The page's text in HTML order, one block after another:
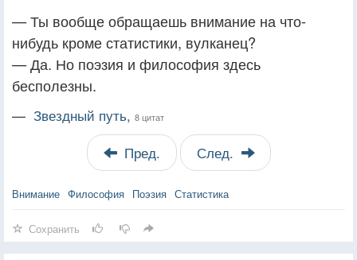
— Ты вообще обращаешь внимание на что-
нибудь кроме статистики, вулканец?
— Да. Но поэзия и философия здесь
бесполезны.
— Звездный путь, 8 цитат
Пред. След.
Внимание Философия Поэзия Статистика
Сохранить